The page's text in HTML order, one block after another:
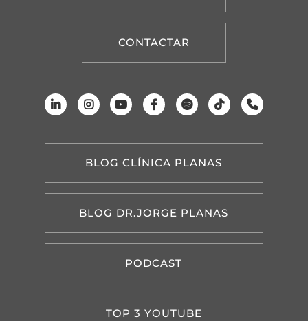
CONTACTAR
BLOG CLÍNICA PLANAS
BLOG DR.JORGE PLANAS
PODCAST
TOP 3 YOUTUBE